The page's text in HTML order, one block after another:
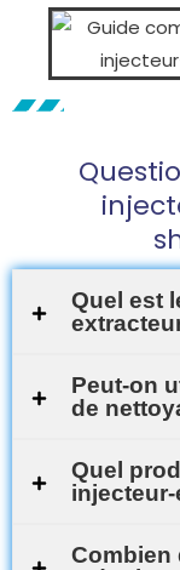
Quel est
Peut-on
de
Quel
Combien